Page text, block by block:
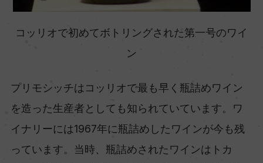
コッリオで初めてボトリングされた第一号のワイ
ン
プリモシッチはコッリオで最も早く瓶詰めワイン
を造った生産者としても知られていています。ワ
イナリーには1967年に瓶詰めしたワインが今も残
っています。当時、瓶詰めされたワインはトカ